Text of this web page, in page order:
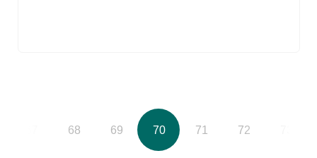
68 69 70 71 72